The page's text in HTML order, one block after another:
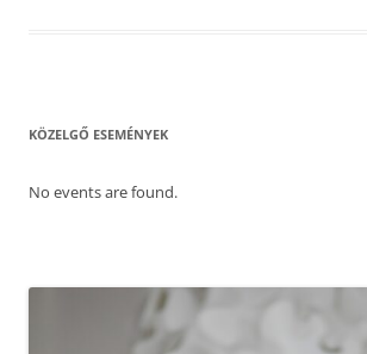
KÖZELGŐ ESEMÉNYEK
No events are found.